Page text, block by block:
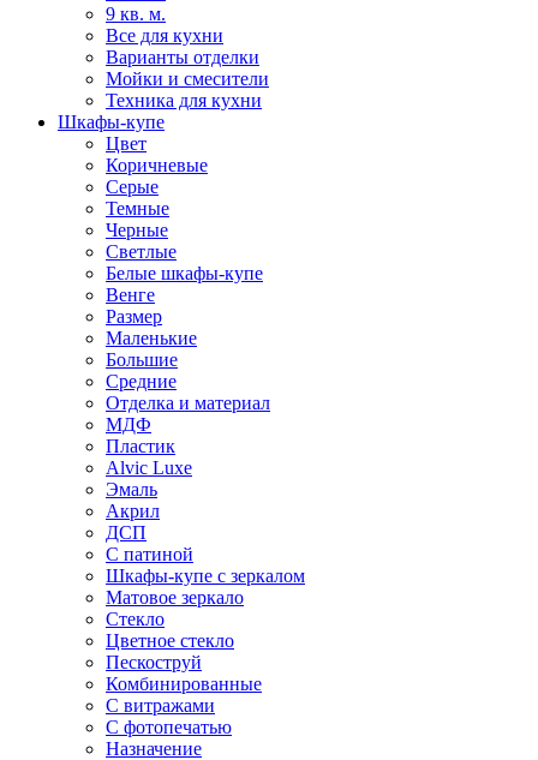
9 кв. м.
Все для кухни
Варианты отделки
Мойки и смесители
Техника для кухни
Шкафы-купе
Цвет
Коричневые
Серые
Темные
Черные
Светлые
Белые шкафы-купе
Венге
Размер
Маленькие
Большие
Средние
Отделка и материал
МДФ
Пластик
Alvic Luxe
Эмаль
Акрил
ДСП
С патиной
Шкафы-купе с зеркалом
Матовое зеркало
Стекло
Цветное стекло
Пескоструй
Комбинированные
С витражами
С фотопечатью
Назначение